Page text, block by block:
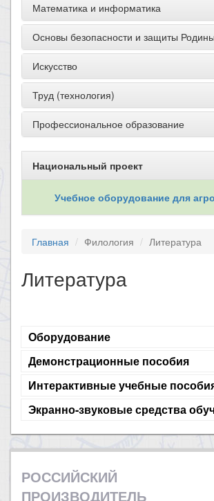
Математика и информатика
Основы безопасности и защиты
Искусство
Труд (технология)
Профессиональное образование
Национальный проект
Учебное оборудование для
Главная Филология Литература
Литература
Оборудование
Демонстрационные пособия
Интерактивные учебные
Экранно-звуковые средства
РОССИЙСКИЙ
ПРОИЗВОДИТЕЛЬ